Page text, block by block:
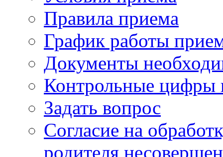
Правила приема
График работы
Документы
Контрольные цифры
Задать вопрос
Согласие на
родителя